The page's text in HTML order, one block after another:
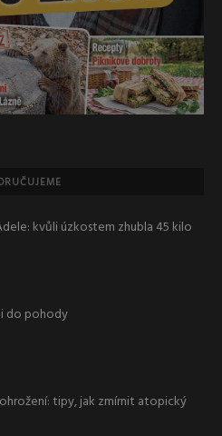
kvůli úzkostem zhubla 45 kilo
do pohody
tipy, jak zmírnit atopický